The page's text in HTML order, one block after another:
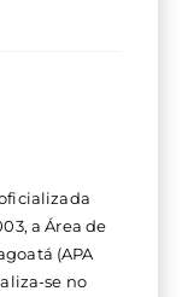
ei
a Área de
(APA
se no